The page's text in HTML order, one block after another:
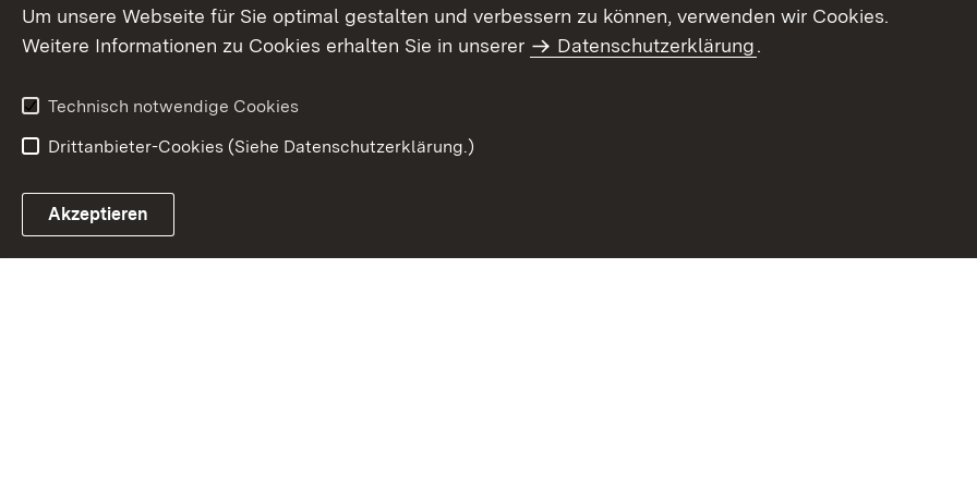
Um unsere Webseite für Sie optimal gestalten und verbessern zu können, verwenden wir Cookies.
Weitere Informationen zu Cookies erhalten Sie in unserer
Datenschutzerklärung.
Technisch notwendige Cookies
Drittanbieter-Cookies (Siehe Datenschutzerklärung.)
Akzeptieren